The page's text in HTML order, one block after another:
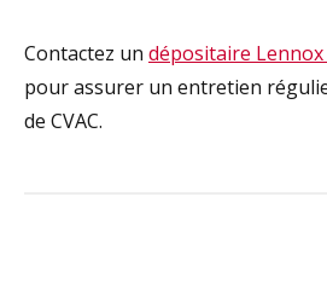
Contactez un dépositaire Lennox
pour assurer un entretien
de CVAC.